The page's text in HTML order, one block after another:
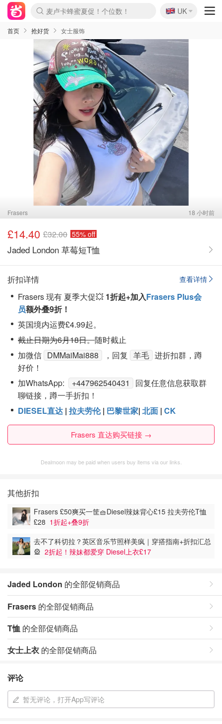
Prada/Miu 4.8折！
啥？必胜客披萨5折！
🇬🇧
UK
首页 抢好货 女士服饰
Frasers 18 小时前
£14.40 £32.00 55% off
Jaded London 草莓短T恤
查看详情
折扣详情
Frasers 现有 夏季大促💥 1折起+加入Frasers Plus会
员额外叠9折！
英国境内运费£4.99起。
截止日期为6月18日。随时截止
加微信 DMMaiMai888 ，回复 羊毛 进折扣群，蹲
好价！
加WhatsApp:
+447962540431
回复任意信息获取群
聊链接，蹲一手折扣！
DIESEL直达 | 拉夫劳伦| 巴黎世家| 北面 | CK
Frasers 直达购买链接 →
Dealmoon may be paid when users buy items via our links.
其他折扣
Frasers £50爽买一筐🧺Diesel辣妹背心£15 拉夫劳伦T恤
£28 1折起+叠9折
去不了科切拉？英区音乐节照样美疯｜穿搭指南+折扣汇总
🎡 2折起！辣妹都爱穿 Diesel上衣£17
Jaded London 的全部促销商品
Frasers 的全部促销商品
T恤 的全部促销商品
女士上衣 的全部促销商品
评论
暂无评论，打开App写评论